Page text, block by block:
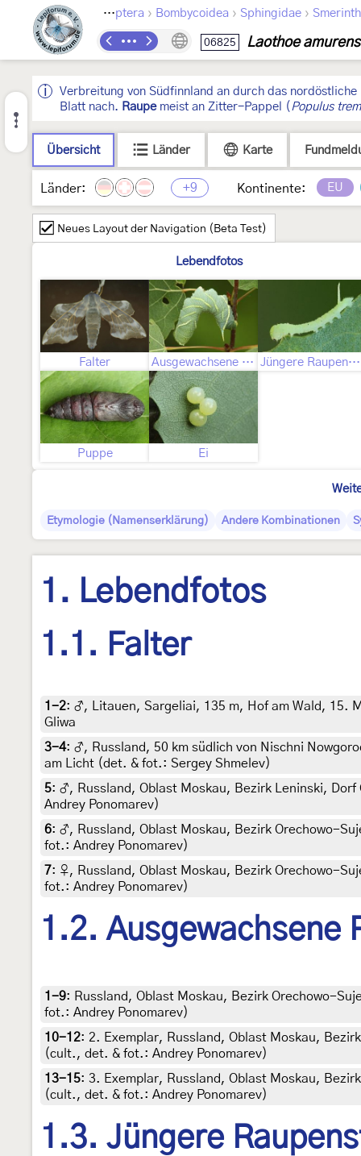
Lepidoptera › Bombycoidea › Sphingidae ›
06825 Laothoe
Verbreitung von Südfinnland an durch das
Blatt nach. Raupemeist an Zitter-Pappel ( Populus
Übersicht Länder Karte
Länder: +9 Kontinente: EU
Neues Layout der Navigation (Beta Test)
Lebendfotos
Falter Ausgewachsene Raupe Jüngere Raupenstadien
Puppe Ei
Etymologie (Namenserklärung) Andere Kombinationen
1. Lebendfotos
1.1. Falter
1-2: ♂, Litauen, Sargeliai, 135 m, Hof am Wald, 15.
Gliwa
3-4: ♂, Russland, 50 km südlich von Nischni
am Licht (det. & fot.: Sergey Shmelev)
5: ♂, Russland, Oblast Moskau, Bezirk Leninski,
Andrey Ponomarev)
6: ♂, Russland, Oblast Moskau, Bezirk Orechowo-
fot.: Andrey Ponomarev)
7: ♀, Russland, Oblast Moskau, Bezirk Orechowo-
fot.: Andrey Ponomarev)
1.2. Ausgewachsene
1-9: Russland, Oblast Moskau, Bezirk Orechowo-
fot.: Andrey Ponomarev)
10-12: 2. Exemplar, Russland, Oblast Moskau,
(cult., det. & fot.: Andrey Ponomarev)
13-15: 3. Exemplar, Russland, Oblast Moskau,
(cult., det. & fot.: Andrey Ponomarev)
1.3. Jüngere